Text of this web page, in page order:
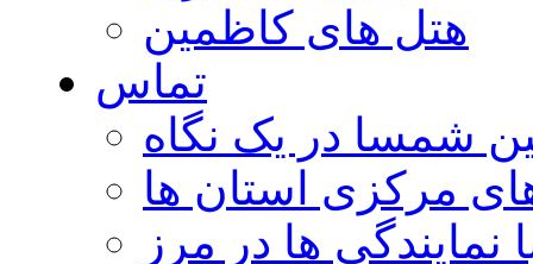
هتل های کاظمین
تماس
شمسا در یک نگاه
مرکزی استان ها
نمایندگی ها در مرز